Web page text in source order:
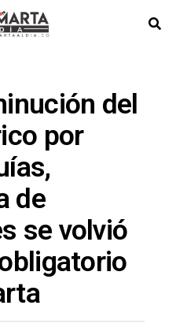
del
por
de
se volvió